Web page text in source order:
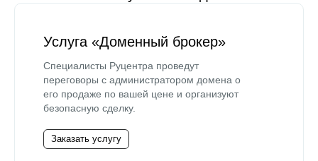
Услуга «Доменный брокер»
Специалисты Руцентра проведут
переговоры с администратором домена о
его продаже по вашей цене и организуют
безопасную сделку.
Заказать услугу